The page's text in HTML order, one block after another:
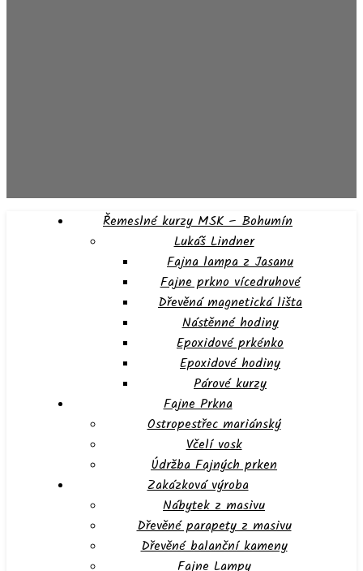
Řemeslné kurzy MSK – Bohumín
Lukáš Lindner
Fajna lampa z Jasanu
Fajne prkno vícedruhové
Dřevěná magnetická lišta
Nástěnné hodiny
Epoxidové prkénko
Epoxidové hodiny
Párové kurzy
Fajne Prkna
Ostropestřec mariánský
Včelí vosk
Údržba Fajných prken
Zakázková výroba
Nábytek z masivu
Dřevěné parapety z masivu
Dřevěné balanční kameny
Fajne Lampy